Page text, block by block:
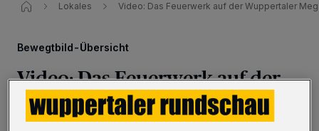
Lokales Video: Das Feuerwerk auf der Wuppertaler
Bewegtbild-Übersicht
Video: Das Feuerwerk auf der
Mega-Kirmes